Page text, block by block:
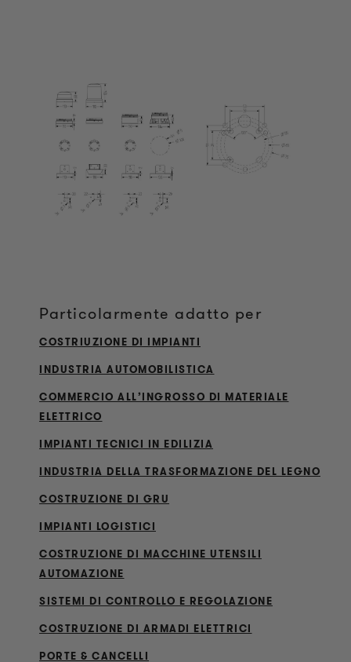
Particolarmente adatto per
COSTRIUZIONE DI IMPIANTI
INDUSTRIA AUTOMOBILISTICA
COMMERCIO ALL’INGROSSO DI MATERIALE
ELETTRICO
IMPIANTI TECNICI IN EDILIZIA
INDUSTRIA DELLA TRASFORMAZIONE DEL LEGNO
COSTRUZIONE DI GRU
IMPIANTI LOGISTICI
COSTRUZIONE DI MACCHINE UTENSILI
AUTOMAZIONE
SISTEMI DI CONTROLLO E REGOLAZIONE
COSTRUZIONE DI ARMADI ELETTRICI
PORTE & CANCELLI